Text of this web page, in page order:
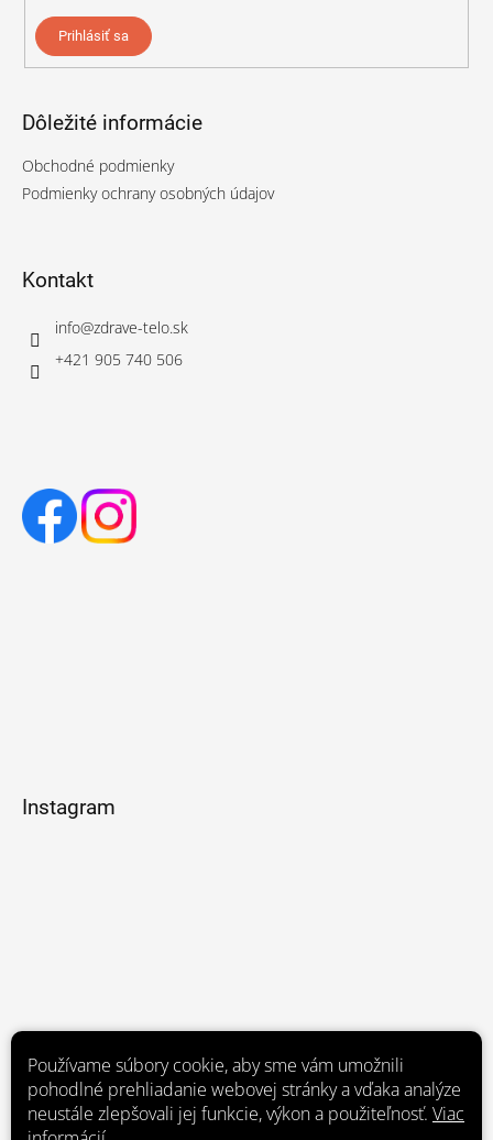
Používame súbory cookie, aby sme vám umožnili
pohodlné prehliadanie webovej stránky a vďaka analýze
neustále zlepšovali jej funkcie, výkon a použiteľnosť. Viac
Prihlásiť sa
Dôležité informácie
Obchodné podmienky
Podmienky ochrany osobných údajov
Kontakt
info@zdrave-telo.sk
+421 905 740 506
Instagram